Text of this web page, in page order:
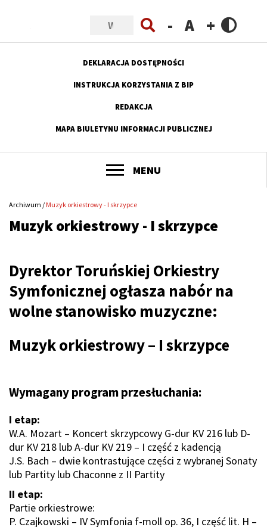
Szukaj
Zmniejsz
rozmiar
czcionki
ResetujZwiększ
DEKLARACJA DOSTĘPNOŚCI
INSTRUKCJA KORZYSTANIA Z BIP
REDAKCJA
MAPA BIULETYNU INFORMACJI PUBLICZNEJ
menu
serwisu
POKAŻ
MENU
Ścieżka
nawigacyjna
Archiwum Muzyk orkiestrowy - I skrzypce
Muzyk orkiestrowy - I skrzypce
Dyrektor Toruńskiej Orkiestry
Symfonicznej ogłasza nabór na
wolne stanowisko muzyczne:
Muzyk orkiestrowy – I skrzypce
Wymagany program przesłuchania:
I etap:
W.A. Mozart – Koncert skrzypcowy G-dur KV 216 lub D-
dur KV 218 lub A-dur KV 219 – I część z kadencją
J.S. Bach – dwie kontrastujące części z wybranej Sonaty
lub Partity lub Chaconne z II Partity
II etap:
Partie orkiestrowe:
P. Czajkowski – IV Symfonia f-moll op. 36, I część lit. H –